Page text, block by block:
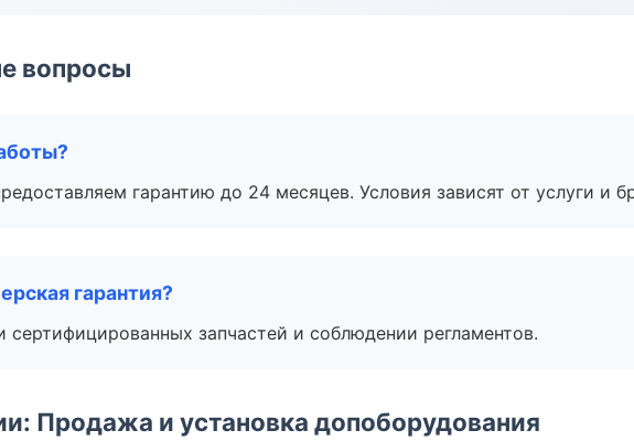
вопросы
гарантию до 24 месяцев. Условия зависят от услуги и
гарантия?
сертифицированных запчастей и соблюдении регламентов.
Продажа и установка допоборудования